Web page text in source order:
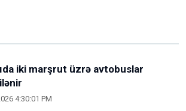
iki marşrut üzrə avtobuslar
4:30:01 PM